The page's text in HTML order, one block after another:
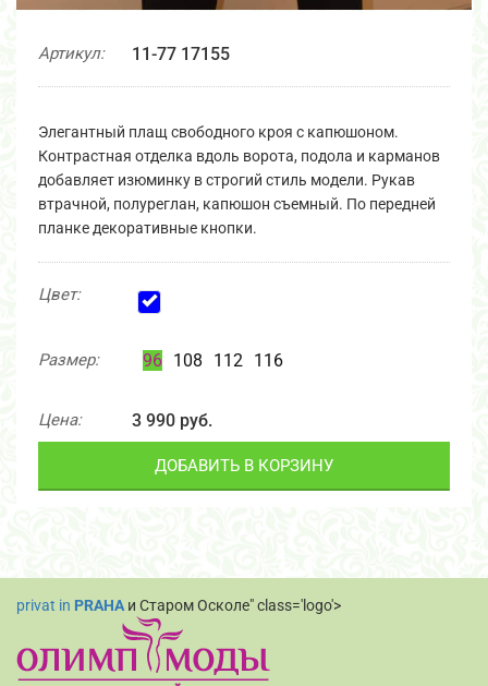
Артикул: 11-77 17155
Элегантный плащ свободного кроя с капюшоном.
Контрастная отделка вдоль ворота, подола и карманов
добавляет изюминку в строгий стиль модели. Рукав
втрачной, полуреглан, капюшон съемный. По передней
планке декоративные кнопки.
Цвет:
Размер: 96 108 112 116
Цена: 3 990 руб.
ДОБАВИТЬ В КОРЗИНУ
privat in PRAHA и Старом Осколе" class='logo'>